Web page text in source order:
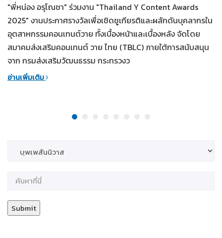
"พี่หน่อง อรุโณชา" ร่วมงาน "Thailand Y Content Awards
2025" งานประกาศรางวัลเพื่อเชิดชูเกียรติและผลักดันบุคลากรใน
อุตสาหกรรมคอนเทนต์วาย ทั้งเบื้องหน้าและเบื้องหลัง จัดโดย
สมาคมส่งเสริมคอนเทนต์ วาย ไทย (TBLC) ภายใต้การสนับสนุน
จาก กรมส่งเสริมวัฒนธรรม กระทรวงว
อ่านเพิ่มเติม